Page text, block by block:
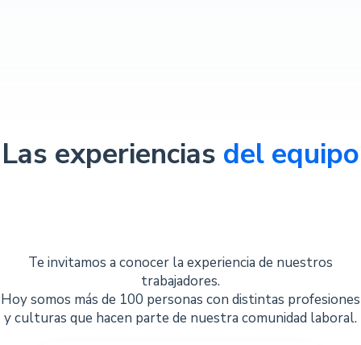
Las experiencias del equipo
Te invitamos a conocer la experiencia de nuestros
trabajadores.
Hoy somos más de 100 personas con distintas profesiones
y culturas que hacen parte de nuestra comunidad laboral.